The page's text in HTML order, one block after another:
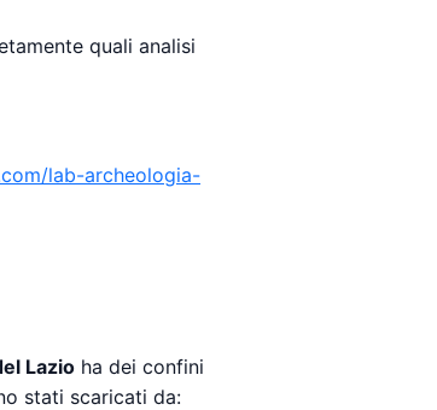
quali analisi
lab-archeologia-
Lazio ha dei confini
stati scaricati da: